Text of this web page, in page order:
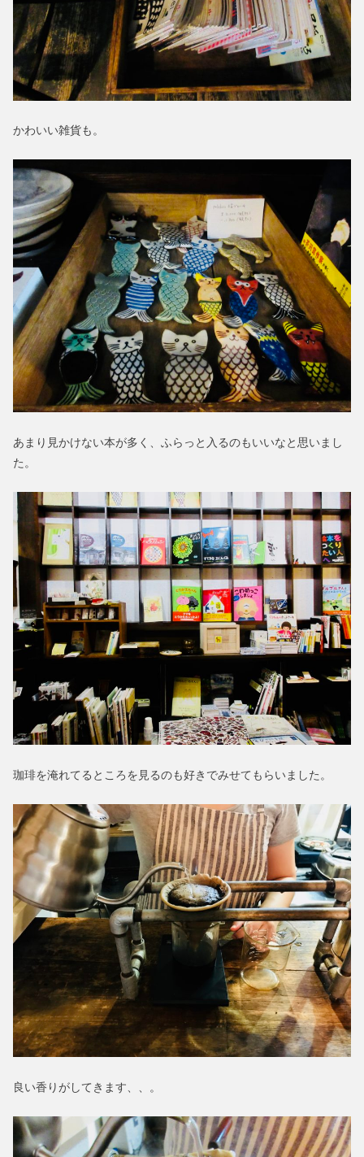
かわいい雑貨も。
あまり見かけない本が多く、ふらっと入るのもいいなと思いまし
た。
珈琲を淹れてるところを見るのも好きでみせてもらいました。
良い香りがしてきます、、。